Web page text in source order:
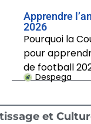
Apprendre
2026
Pourquoi la
pour
de football
Despega
et